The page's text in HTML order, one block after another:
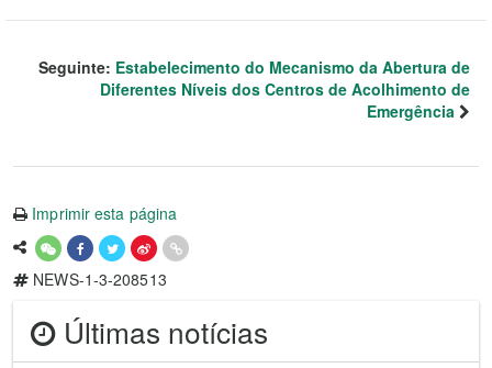
Seguinte: Estabelecimento do Mecanismo da Abertura de
Diferentes Níveis dos Centros de Acolhimento de
Emergência
Imprimir esta página
NEWS-1-3-208513
Últimas notícias